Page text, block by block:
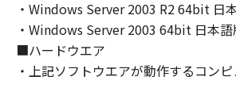
売代理店または販売店のいずれも
ウェア」の使用または使用不能か
なる損害（逸失利益およびその他
は付随的な損害を含むがこれらに
・Windows Server 2003 R2 64bit 日
・Windows Server 2003 64bit 日本
■ハードウエア
・上記ソフトウエアが動作するコン